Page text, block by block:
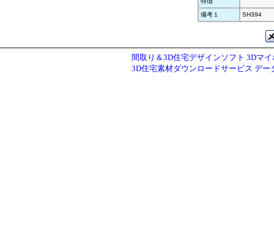
備考１
SH394
間取り＆3D住宅デザインソフト 3Dマ
3D住宅素材ダウンロードサービス デー